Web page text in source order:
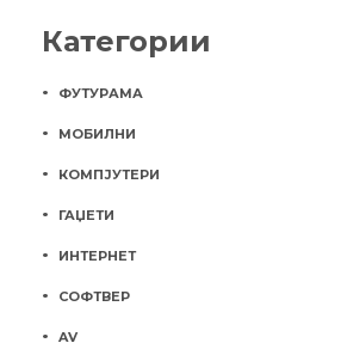
Категории
ФУТУРАМА
МОБИЛНИ
КОМПЈУТЕРИ
ГАЏЕТИ
ИНТЕРНЕТ
СОФТВЕР
AV